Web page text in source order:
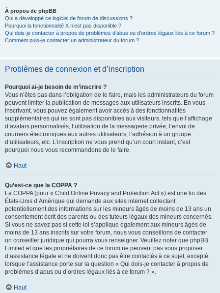
À propos de phpBB
Qui a développé ce logiciel de forum de discussions ?
Pourquoi la fonctionnalité X n’est pas disponible ?
Qui dois-je contacter à propos de problèmes d’abus ou d’ordres légaux liés à ce forum ?
Comment puis-je contacter un administrateur du forum ?
Problèmes de connexion et d’inscription
Pourquoi ai-je besoin de m’inscrire ?
Vous n’êtes pas dans l’obligation de le faire, mais les administrateurs du forum
peuvent limiter la publication de messages aux utilisateurs inscrits. En vous
inscrivant, vous pouvez également avoir accès à des fonctionnalités
supplémentaires qui ne sont pas disponibles aux visiteurs, tels que l’affichage
d’avatars personnalisés, l’utilisation de la messagerie privée, l’envoi de
courriers électroniques aux autres utilisateurs, l’adhésion à un groupe
d’utilisateurs, etc. L’inscription ne vous prend qu’un court instant, c’est
pourquoi nous vous recommandons de le faire.
Haut
Qu’est-ce que la COPPA ?
La COPPA (pour « Child Online Privacy and Protection Act ») est une loi des
États-Unis d’Amérique qui demande aux sites internet collectant
potentiellement des informations sur les mineurs âgés de moins de 13 ans un
consentement écrit des parents ou des tuteurs légaux des mineurs concernés.
Si vous ne savez pas si cette loi s’applique également aux mineurs âgés de
moins de 13 ans inscrits sur votre forum, nous vous conseillons de contacter
un conseiller juridique qui pourra vous renseigner. Veuillez noter que phpBB
Limited et que les propriétaires de ce forum ne peuvent pas vous proposer
d’assistance légale et ne doivent donc pas être contactés à ce sujet, excepté
lorsque l’assistance porte sur la question « Qui dois-je contacter à propos de
problèmes d’abus ou d’ordres légaux liés à ce forum ? ».
Haut